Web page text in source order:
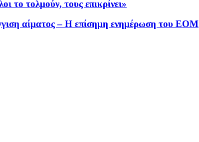
το τολμούν, τους επικρίνει»
αίματος – Η επίσημη ενημέρωση του EOM